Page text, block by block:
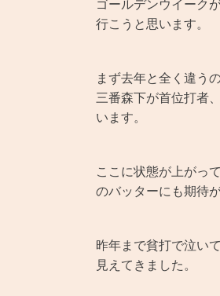
ゴールデンウイーク
行こうと思います。
まず去年と全く違う
三番森下が首位打者
います。
ここに状態が上がっ
のバッターにも期待
昨年まで貧打で泣い
見えてきました。